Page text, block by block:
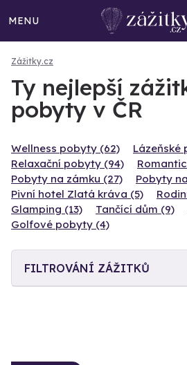
MENU
Zážitky.cz
Ty nejlepší
pobyty v ČR
Wellness pobyty (62)
Lázeňské
Relaxační pobyty (94)
Pobyty na zámku (27)
Pobyty
Pivní hotel Zlatá kráva (5)
Glamping (13)
Tančící dům (9)
Golfové pobyty (4)
FILTROVÁNÍ ZÁŽITKŮ